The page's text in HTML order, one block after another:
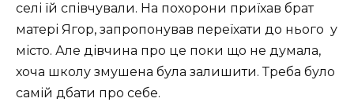
селі їй співчували. На похорони приїхав брат
матері Ягор, запропонував переїхати до нього у
місто. Але дівчина про це поки що не думала,
хоча школу змушена була залишити. Треба було
самій дбати про себе.